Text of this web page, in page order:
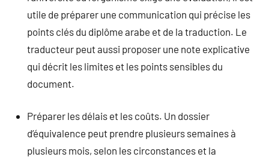
utile de préparer une communication qui précise les
points clés du diplôme arabe et de la traduction. Le
traducteur peut aussi proposer une note explicative
qui décrit les limites et les points sensibles du
document.
Préparer les délais et les coûts. Un dossier
d’équivalence peut prendre plusieurs semaines à
plusieurs mois, selon les circonstances et la